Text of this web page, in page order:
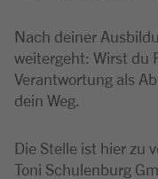
Nach deiner
weitergeht: Wirst du
Verantwortung als
dein Weg.
Die Stelle ist hier zu
Toni Schulenburg